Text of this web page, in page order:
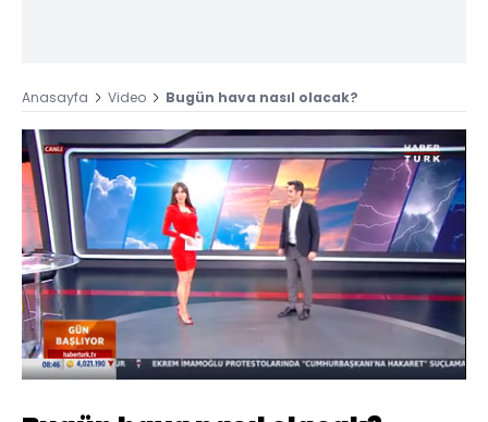
Anasayfa Video Bugün hava nasıl olacak?
Sesi
Aç
Yüklendi:
12.48%
Oynatma
Hızı